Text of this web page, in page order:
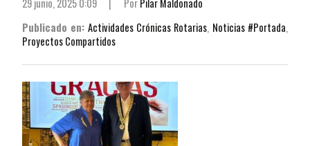
29 junio, 2025 0:09 | PorPilar Maldonado
Publicado en: Actividades Crónicas Rotarias, Noticias #Portada,
Proyectos Compartidos